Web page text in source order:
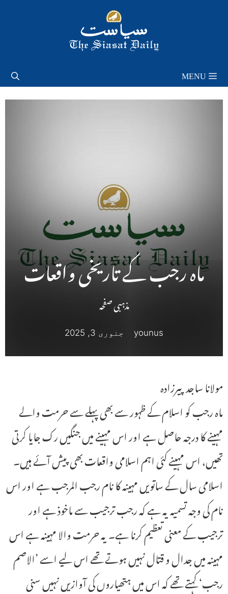
MENU
ماہ رجب کے تاریخی واقعات
مذہبی صفحہ
younus جنوری 3, 2025
مولانا ساجد پیرزادہ
ماہ رجب کو اسلام کے ظہور سے بھی پہلے سے حرمت والے
مہینے کا درجہ حاصل ہے اور اس مہینے میں جنگیں رک جایا کرتی
تھیں، اس مہینے کئی اہم اسلامی واقعات بھی پیش آئے ہیں۔
اسلامی سال کے ساتویں مہینہ کا نام رجب المرجب ہے اور اس
نام کی وجہ تسمیہ یہ ہے کہ رجب ترجیب سے ماخوذ ہے اور
ترجیب کے معنی تعظیم کرنا ہے۔ یہ حرمت والا مہینہ ہے اس
مہینہ میں جدال و قتال نہیں ہوتے تھے اس لیے اسے ’الاصم
رجب‘ کہتے تھے کہ اس میں ہتھیاروں کی آوازیں نہیں سنی